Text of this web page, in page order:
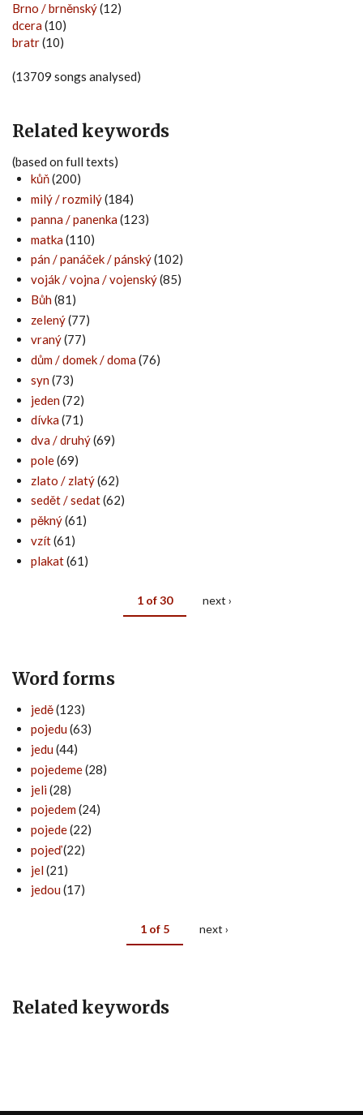
Brno / brněnský(12)
dcera(10)
bratr(10)
(13709 songs analysed)
Related keywords
(based on full texts)
kůň(200)
milý / rozmilý(184)
panna / panenka(123)
matka(110)
pán / panáček / pánský(102)
voják / vojna / vojenský(85)
Bůh(81)
zelený(77)
vraný(77)
dům / domek / doma(76)
syn(73)
jeden(72)
dívka(71)
dva / druhý(69)
pole(69)
zlato / zlatý(62)
sedět / sedat(62)
pěkný(61)
vzít(61)
plakat(61)
1 of 30 next ›
Word forms
jedě(123)
pojedu(63)
jedu(44)
pojedeme(28)
jeli(28)
pojedem(24)
pojede(22)
pojeď(22)
jel(21)
jedou(17)
1 of 5 next ›
Related keywords